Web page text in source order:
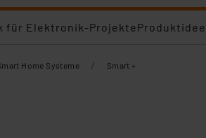
für Elektronik-Projekte
Home Systeme / Smart +